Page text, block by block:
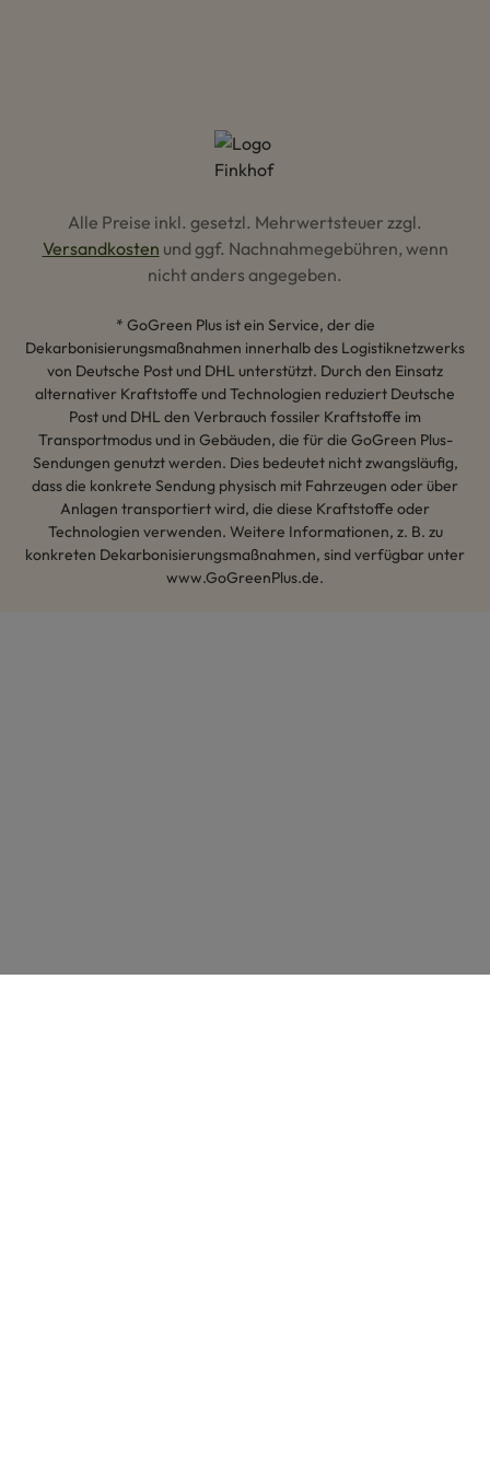
Alle Preise inkl. gesetzl. Mehrwertsteuer zzgl.
Versandkosten und ggf. Nachnahmegebühren, wenn
nicht anders angegeben.
* GoGreen Plus ist ein Service, der die
Dekarbonisierungsmaßnahmen innerhalb des Logistiknetzwerks
von Deutsche Post und DHL unterstützt. Durch den Einsatz
alternativer Kraftstoffe und Technologien reduziert Deutsche
Post und DHL den Verbrauch fossiler Kraftstoffe im
Transportmodus und in Gebäuden, die für die GoGreen Plus-
Sendungen genutzt werden. Dies bedeutet nicht zwangsläufig,
dass die konkrete Sendung physisch mit Fahrzeugen oder über
Anlagen transportiert wird, die diese Kraftstoffe oder
Technologien verwenden. Weitere Informationen, z. B. zu
konkreten Dekarbonisierungsmaßnahmen, sind verfügbar unter
www.GoGreenPlus.de.